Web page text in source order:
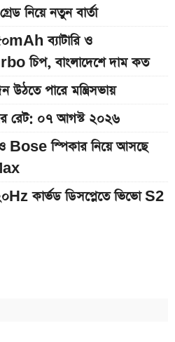
নিয়ে নতুন বার্তা
ব্যাটারি ও
বাংলাদেশে দাম কত
উঠতে পারে মন্ত্রিসভায়
রেট: ০৭ আগস্ট ২০২৬
ও Bose স্পিকার নিয়ে আসছে
কার্ভড ডিসপ্লেতে ভিভো S2
নিয়ে যা জানা গেল